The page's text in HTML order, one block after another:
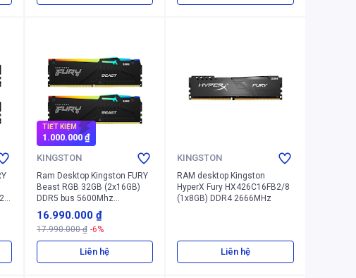
TIẾT KIỆM
1.000.000 ₫
KINGSTON
Ram Desktop Kingston FURY
Beast RGB 32GB (2x16GB)
DDR5 bus 5600Mhz
(KF556C40BBAK2-32)
16.990.000 ₫
17.990.000 ₫ -6%
Liên hệ
KINGSTON
RAM desktop Kingston
HyperX Fury HX426C16FB2/8
(1x8GB) DDR4 2666MHz
Liên hệ